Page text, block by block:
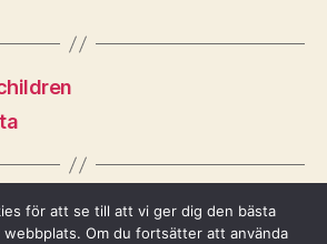
för att se till att vi ger dig den bästa
webbplats. Om du fortsätter att använda